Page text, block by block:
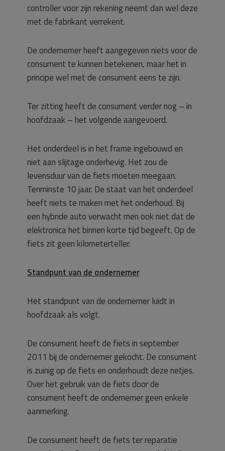
controller voor zijn rekening neemt dan wel deze
met de fabrikant verrekent.
De ondernemer heeft aangegeven niets voor de
consument te kunnen betekenen, maar het in
principe wel met de consument eens te zijn.
Ter zitting heeft de consument verder nog – in
hoofdzaak – het volgende aangevoerd.
Het onderdeel is in het frame ingebouwd en
niet aan slijtage onderhevig. Het zou de
levensduur van de fiets moeten meegaan.
Tenminste 10 jaar. De staat van het onderdeel
heeft niets te maken met het onderhoud. Bij
een hybride auto verwacht men ook niet dat de
elektronica het binnen korte tijd begeeft. Op de
fiets zit geen kilometerteller.
Standpunt van de ondernemer
Het standpunt van de ondernemer luidt in
hoofdzaak als volgt.
De consument heeft de fiets in september
2011 bij de ondernemer gekocht. De consument
is zuinig op de fiets en onderhoudt deze netjes.
Over het gebruik van de fiets door de
consument heeft de ondernemer geen enkele
aanmerking.
De consument heeft de fiets ter reparatie